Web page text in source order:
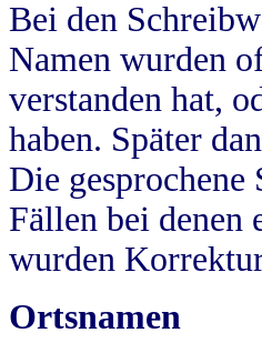
Bei den
Namen wurden
verstanden hat,
haben. Später
Die
Fällen bei denen
wurden
Ortsnamen